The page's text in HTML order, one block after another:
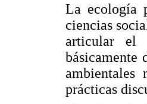
La ecología
ciencias
articular el
básicamente
ambientales
prácticas